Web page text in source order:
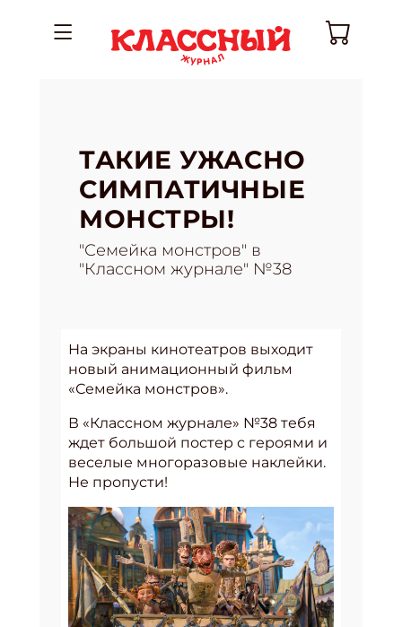
ТАКИЕ УЖАСНО
СИМПАТИЧНЫЕ
МОНСТРЫ!
"Семейка монстров" в
"Классном журнале" №38
На экраны кинотеатров выходит
новый анимационный фильм
«Семейка монстров».
В «Классном журнале» №38 тебя
ждет большой постер с героями и
веселые многоразовые наклейки.
Не пропусти!